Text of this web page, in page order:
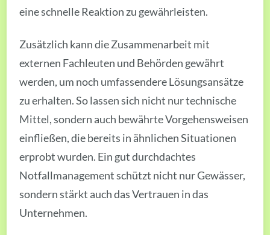
eine schnelle Reaktion zu gewährleisten.
Zusätzlich kann die Zusammenarbeit mit
externen Fachleuten und Behörden gewährt
werden, um noch umfassendere Lösungsansätze
zu erhalten. So lassen sich nicht nur technische
Mittel, sondern auch bewährte Vorgehensweisen
einfließen, die bereits in ähnlichen Situationen
erprobt wurden. Ein gut durchdachtes
Notfallmanagement schützt nicht nur Gewässer,
sondern stärkt auch das Vertrauen in das
Unternehmen.